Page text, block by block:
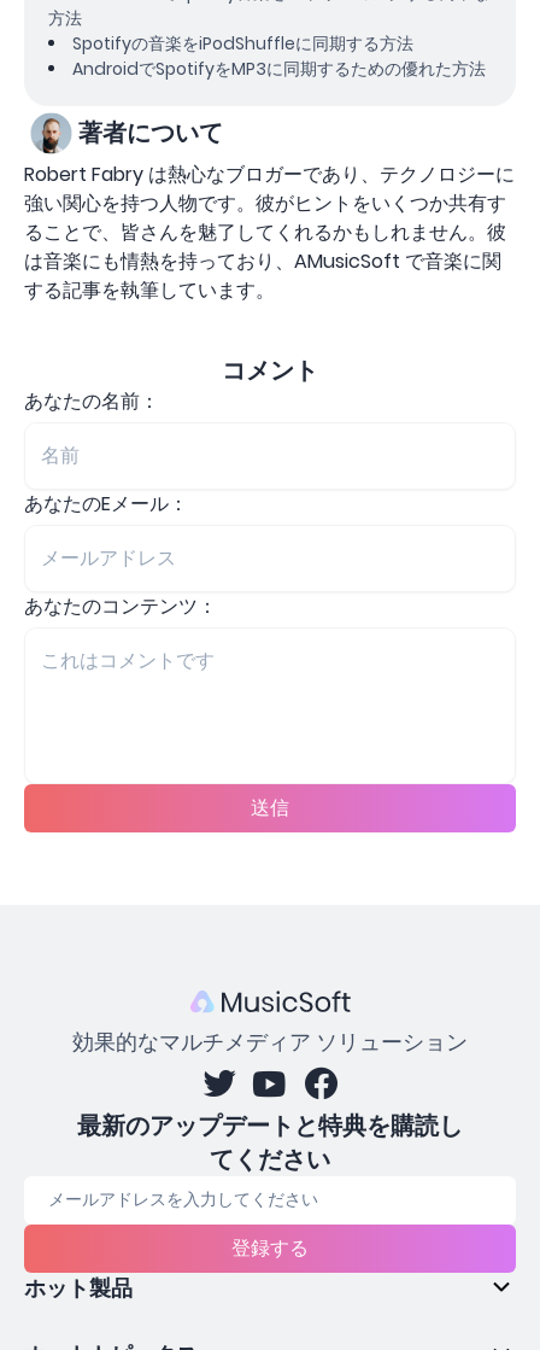
方法
Spotifyの音楽をiPodShuffleに同期する方法
AndroidでSpotifyをMP3に同期するための優れた方法
著者について
Robert Fabry は熱心なブロガーであり、テクノロジーに
強い関心を持つ人物です。彼がヒントをいくつか共有す
ることで、皆さんを魅了してくれるかもしれません。彼
は音楽にも情熱を持っており、AMusicSoft で音楽に関
する記事を執筆しています。
コメント
あなたの名前：
あなたのEメール：
あなたのコンテンツ：
送信
効果的なマルチメディア ソリューション
最新のアップデートと特典を購読し
てください
登録する
ホット製品